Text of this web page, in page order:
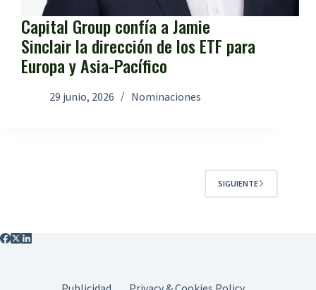
Capital Group confía a Jamie
Sinclair la dirección de los ETF para
Europa y Asia-Pacífico
29 junio, 2026 Nominaciones
SIGUIENTE